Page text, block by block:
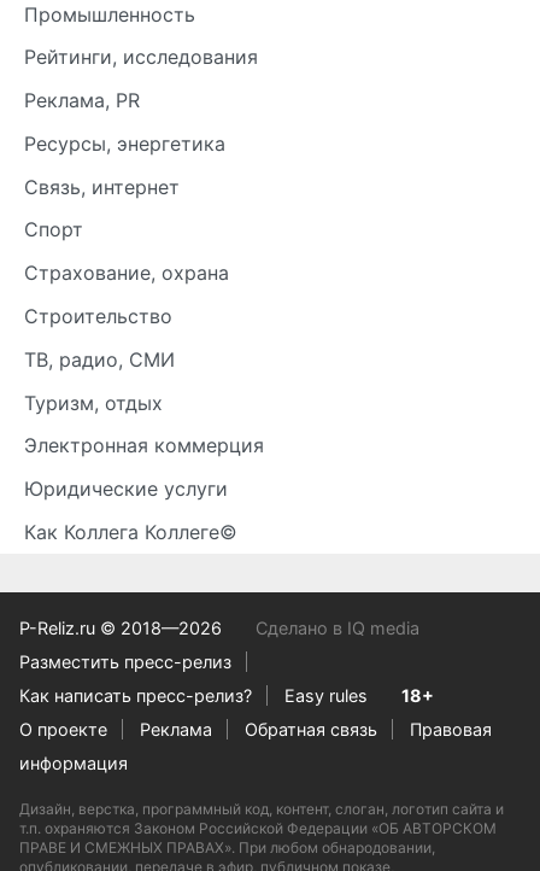
Промышленность
Рейтинги, исследования
Реклама, PR
Ресурсы, энергетика
Связь, интернет
Спорт
Страхование, охрана
Строительство
ТВ, радио, СМИ
Туризм, отдых
Электронная коммерция
Юридические услуги
Как Коллега Коллеге©
P-Reliz.ru © 2018—2026
Сделано в IQ media
Разместить пресс-релиз
Как написать пресс-релиз?
Easy rules
18+
О проекте
Реклама Обратная связь
Правовая
информация
Дизайн, верстка, программный код, контент, слоган, логотип сайта и
т.п. охраняются Законом Российской Федерации «ОБ АВТОРСКОМ
ПРАВЕ И СМЕЖНЫХ ПРАВАХ». При любом обнародовании,
опубликовании, передаче в эфир, публичном показе,